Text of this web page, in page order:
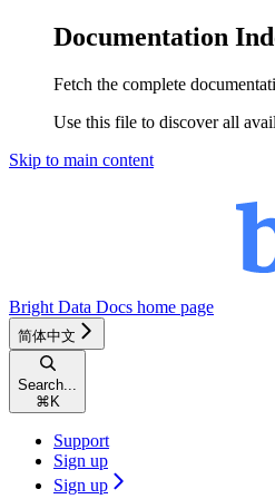
Documentation
Fetch the complete
Use this file to discover all
Skip to main content
Bright Data Docs home page
简体中文
Search...
⌘ K
Support
Sign up
Sign up